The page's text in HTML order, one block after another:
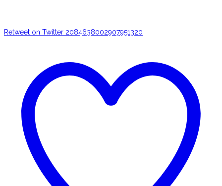
Retweet on Twitter 2084638002907951320